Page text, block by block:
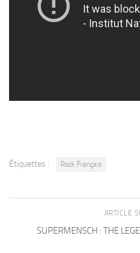
Étiquettes : Rock Français
ARTICLE
SUPERMENSCH : THE